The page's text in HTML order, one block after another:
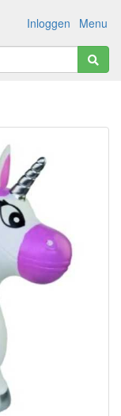
Menu
Inloggen